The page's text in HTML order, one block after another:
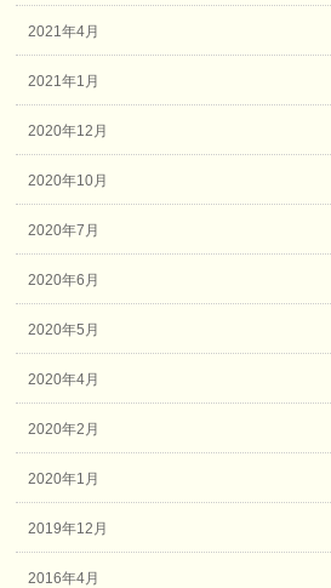
2021年4月
2021年1月
2020年12月
2020年10月
2020年7月
2020年6月
2020年5月
2020年4月
2020年2月
2020年1月
2019年12月
2016年4月